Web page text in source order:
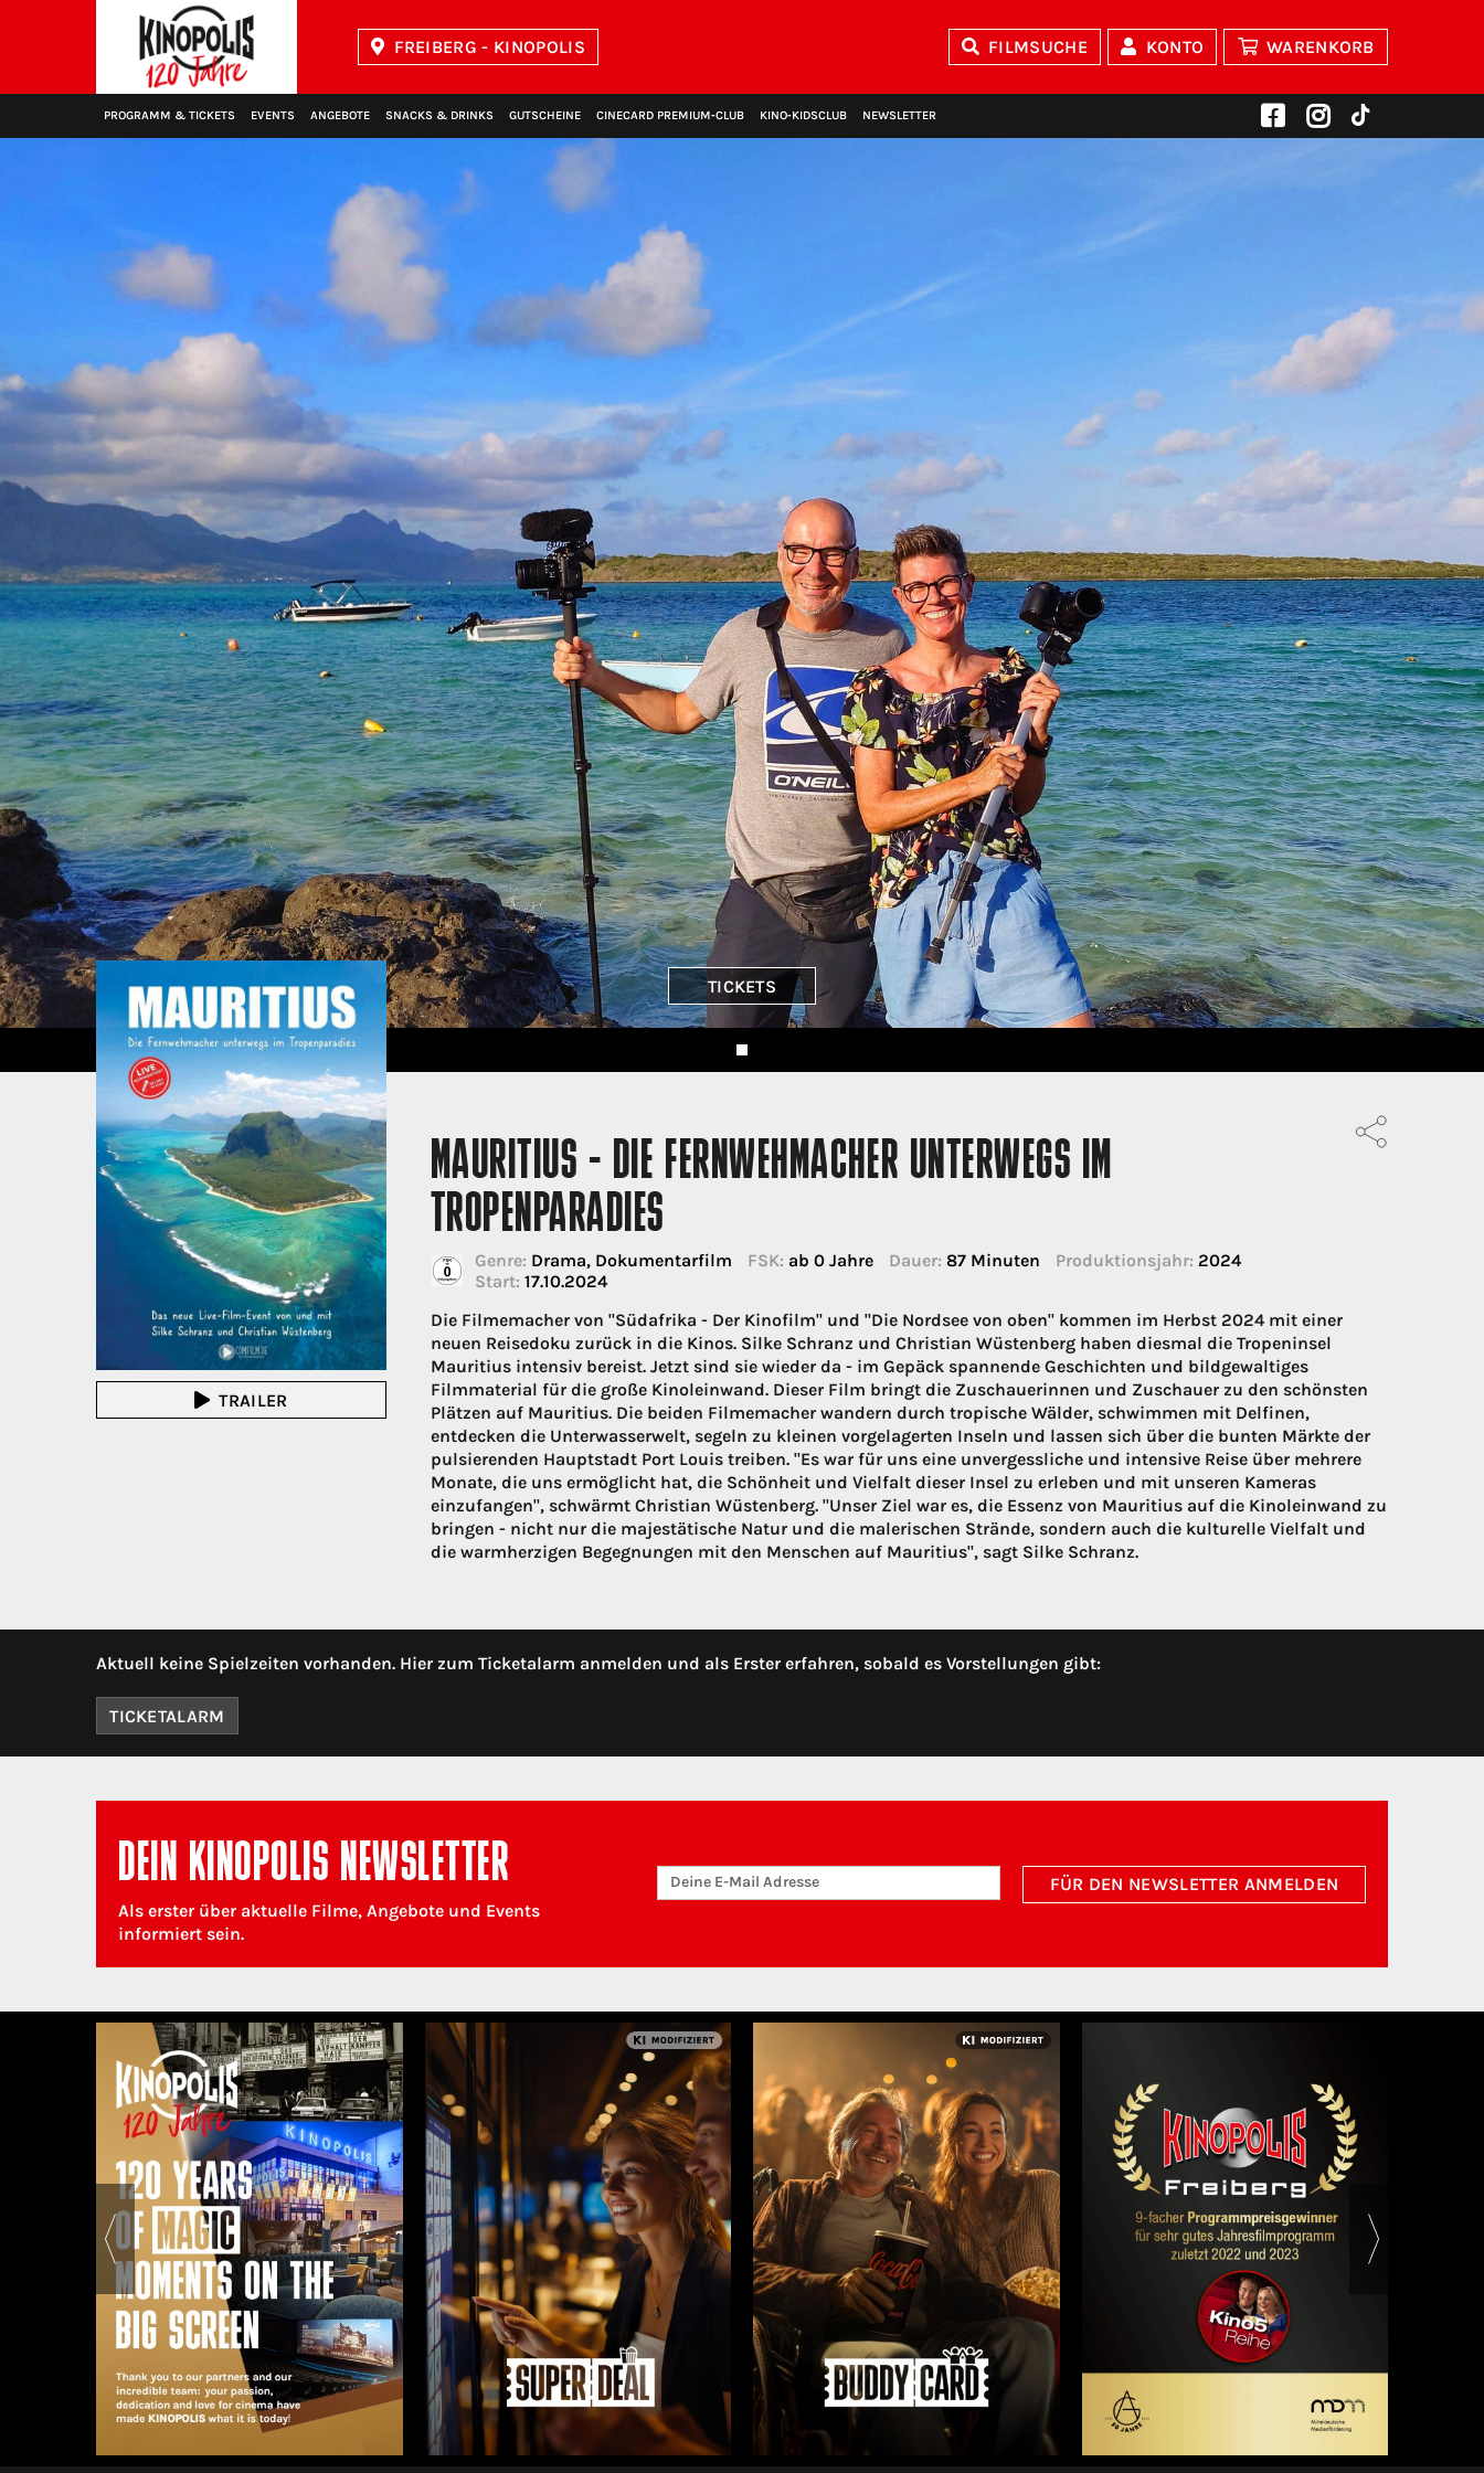
FREIBERG - KINOPOLIS FILMSUCHE KONTO WARENKORB
PROGRAMM & TICKETS EVENTS ANGEBOTE SNACKS & DRINKS GUTSCHEINE CINECARD PREMIUM‑CLUB KINO‑KIDSCLUB NEWSLETTER
TICKETS
TRAILER
MAURITIUS - DIE FERNWEHMACHER UNTERWEGS IM
TROPENPARADIES
Genre: Drama, Dokumentarfilm FSK: ab 0 Jahre Dauer: 87 Minuten Produktionsjahr: 2024
Start: 17.10.2024
Die Filmemacher von "Südafrika - Der Kinofilm" und "Die Nordsee von oben" kommen im Herbst 2024 mit einer
neuen Reisedoku zurück in die Kinos. Silke Schranz und Christian Wüstenberg haben diesmal die Tropeninsel
Mauritius intensiv bereist. Jetzt sind sie wieder da - im Gepäck spannende Geschichten und bildgewaltiges
Filmmaterial für die große Kinoleinwand. Dieser Film bringt die Zuschauerinnen und Zuschauer zu den schönsten
Plätzen auf Mauritius. Die beiden Filmemacher wandern durch tropische Wälder, schwimmen mit Delfinen,
entdecken die Unterwasserwelt, segeln zu kleinen vorgelagerten Inseln und lassen sich über die bunten Märkte der
pulsierenden Hauptstadt Port Louis treiben. "Es war für uns eine unvergessliche und intensive Reise über mehrere
Monate, die uns ermöglicht hat, die Schönheit und Vielfalt dieser Insel zu erleben und mit unseren Kameras
einzufangen", schwärmt Christian Wüstenberg. "Unser Ziel war es, die Essenz von Mauritius auf die Kinoleinwand zu
bringen - nicht nur die majestätische Natur und die malerischen Strände, sondern auch die kulturelle Vielfalt und
die warmherzigen Begegnungen mit den Menschen auf Mauritius", sagt Silke Schranz.
Aktuell keine Spielzeiten vorhanden. Hier zum Ticketalarm anmelden und als Erster erfahren, sobald es Vorstellungen gibt:
TICKETALARM
DEIN KINOPOLIS NEWSLETTER
Als erster über aktuelle Filme, Angebote und Events
informiert sein.
FÜR DEN NEWSLETTER ANMELDEN